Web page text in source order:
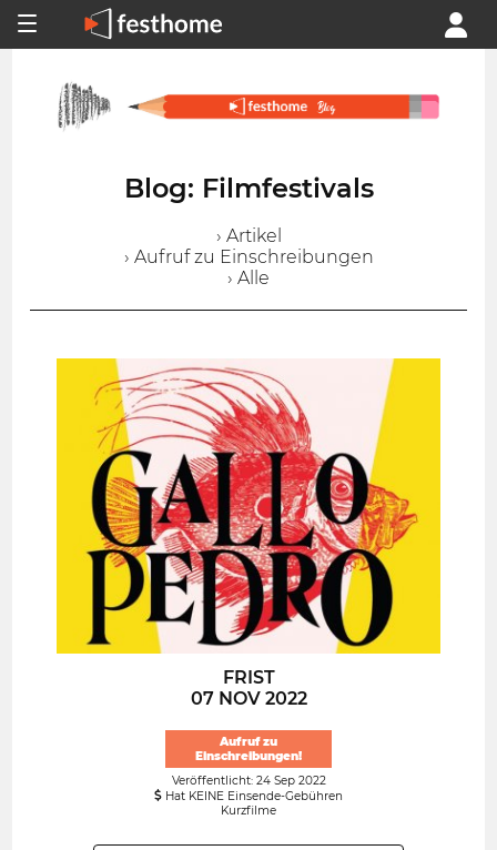
Blog: Filmfestivals
› Artikel
› Aufruf zu Einschreibungen
› Alle
FRIST
07 NOV 2022
Aufruf zu
Einschreibungen!
Veröffentlicht: 24 Sep 2022
Hat KEINE Einsende-Gebühren
Kurzfilme